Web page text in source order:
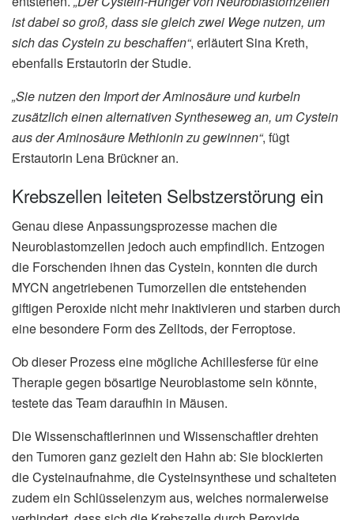
ist dabei so groß, dass sie gleich zwei Wege nutzen, um
sich das Cystein zu beschaffen“, erläutert Sina Kreth,
ebenfalls Erstautorin der Studie.
„Sie nutzen den Import der Aminosäure und kurbeln
zusätzlich einen alternativen Syntheseweg an, um Cystein
aus der Aminosäure Methionin zu gewinnen“, fügt
Erstautorin Lena Brückner an.
Krebszellen leiteten Selbstzerstörung ein
Genau diese Anpassungsprozesse machen die
Neuroblastomzellen jedoch auch empfindlich. Entzogen
die Forschenden ihnen das Cystein, konnten die durch
MYCN angetriebenen Tumorzellen die entstehenden
giftigen Peroxide nicht mehr inaktivieren und starben durch
eine besondere Form des Zelltods, der Ferroptose.
Ob dieser Prozess eine mögliche Achillesferse für eine
Therapie gegen bösartige Neuroblastome sein könnte,
testete das Team daraufhin in Mäusen.
Die Wissenschaftlerinnen und Wissenschaftler drehten
den Tumoren ganz gezielt den Hahn ab: Sie blockierten
die Cysteinaufnahme, die Cysteinsynthese und schalteten
zudem ein Schlüsselenzym aus, welches normalerweise